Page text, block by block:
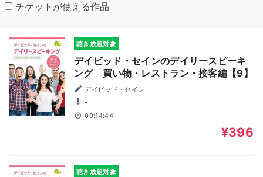
チケットが使える作品
聴き放題対象
デイビッド・セインのデイリースピーキ
ング 買い物・レストラン・接客編【9】
デイビッド・セイン
-
00:14:44
¥396
聴き放題対象